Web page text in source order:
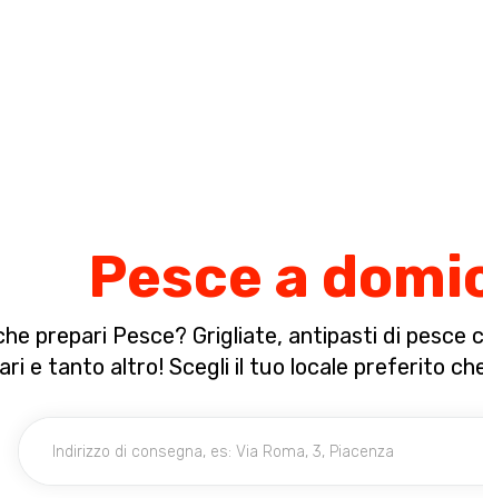
Pesce a
prepari Pesce? Grigliate, antipasti di pesce
e tanto altro! Scegli il tuo locale preferito